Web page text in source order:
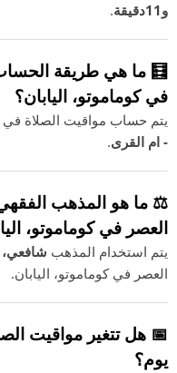
و11دقيقة
.
🧮 ما هي طريقة
في كوماموتو، اليابان؟
يتم حساب مواقيت الصلاة في
- ام القرى.
⚖️ ما هو المذهب
العصر في كوماموتو،
يتم استخدام المذهب شافعي،
العصر في كوماموتو، اليابان.
📅 هل تتغير مواقيت
يوم؟